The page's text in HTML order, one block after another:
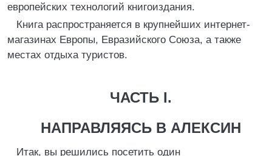
европейских технологий книгоиздания.
Книга распространяется в крупнейших интернет-
магазинах Европы, Евразийского Союза, а также
местах отдыха туристов.
ЧАСТЬ I.
НАПРАВЛЯЯСЬ В АЛЕКСИН
Итак, вы решились посетить один